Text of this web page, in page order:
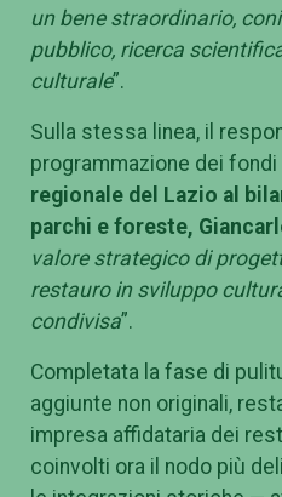
un bene straordinario,
pubblico, ricerca
culturale”.
Sulla stessa linea, il
programmazione dei
regionale del Lazio al
parchi e foreste,
valore strategico di
restauro in sviluppo
condivisa”.
Completata la fase di
aggiunte non originali,
impresa affidataria dei
coinvolti ora il nodo più